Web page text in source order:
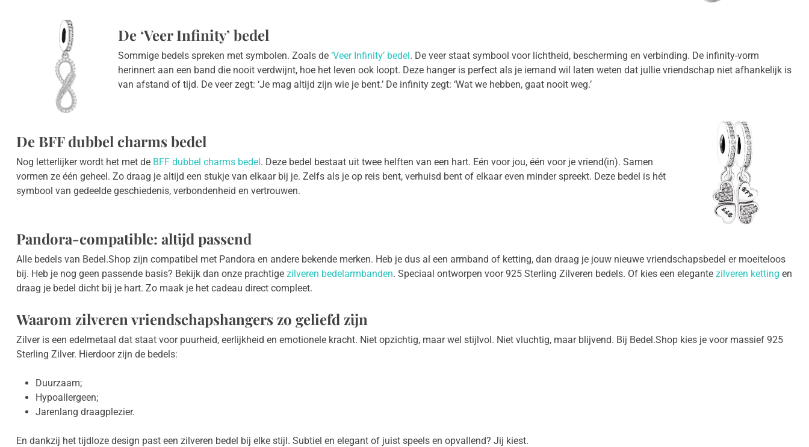
De ‘Veer Infinity’ bedel
Sommige bedels spreken met symbolen. Zoals de‘Veer Infinity’ bedel. De veer staat symbool voor lichtheid, bescherming en verbinding. De infinity-vorm
herinnert aan een band die nooit verdwijnt, hoe het leven ook loopt. Deze hanger is perfect als je iemand wil laten weten dat jullie vriendschap niet afhankelijk is
van afstand of tijd. De veer zegt: ‘Je mag altijd zijn wie je bent.’ De infinity zegt: ‘Wat we hebben, gaat nooit weg.’
De BFF dubbel charms bedel
Nog letterlijker wordt het met de BFF dubbel charms bedel . Deze bedel bestaat uit twee helften van een hart. Eén voor jou, één voor je vriend(in). Samen
vormen ze één geheel. Zo draag je altijd een stukje van elkaar bij je. Zelfs als je op reis bent, verhuisd bent of elkaar even minder spreekt. Deze bedel is hét
symbool van gedeelde geschiedenis, verbondenheid en vertrouwen.
Pandora-compatible: altijd passend
Alle bedels van Bedel.Shop zijn compatibel met Pandora en andere bekende merken. Heb je dus al een armband of ketting, dan draag je jouw nieuwe vriendschapsbedel er moeiteloos
bij. Heb je nog geen passende basis? Bekijk dan onze prachtige zilveren bedelarmbanden. Speciaal ontworpen voor 925 Sterling Zilveren bedels. Of kies een elegante zilveren ketting en
draag je bedel dicht bij je hart. Zo maak je het cadeau direct compleet.
Waarom zilveren vriendschapshangers zo geliefd zijn
Zilver is een edelmetaal dat staat voor puurheid, eerlijkheid en emotionele kracht. Niet opzichtig, maar wel stijlvol. Niet vluchtig, maar blijvend. Bij Bedel.Shop kies je voor massief 925
Sterling Zilver. Hierdoor zijn de bedels:
Duurzaam;
Hypoallergeen;
Jarenlang draagplezier.
En dankzij het tijdloze design past een zilveren bedel bij elke stijl. Subtiel en elegant of juist speels en opvallend? Jij kiest.